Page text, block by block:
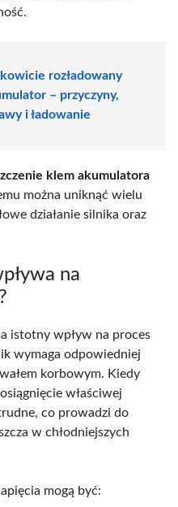
rozładowany
– przyczyny,
i ładowanie
klem akumulatora
można uniknąć wielu
działanie silnika oraz
na
istotny wpływ na proces
wymaga odpowiedniej
korbowym. Kiedy
właściwej
co prowadzi do
w chłodniejszych
mogą być: